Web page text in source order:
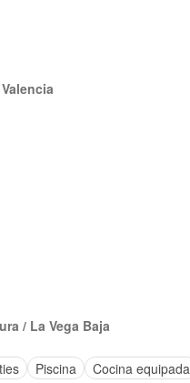
/ La Vega Baja
Piscina Cocina equipada